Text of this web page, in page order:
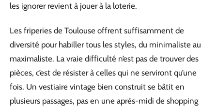
les ignorer revient à jouer à la loterie.
Les friperies de Toulouse offrent suffisamment de
diversité pour habiller tous les styles, du minimaliste au
maximaliste. La vraie difficulté n’est pas de trouver des
pièces, c’est de résister à celles qui ne serviront qu’une
fois. Un vestiaire vintage bien construit se bâtit en
plusieurs passages, pas en une après-midi de shopping